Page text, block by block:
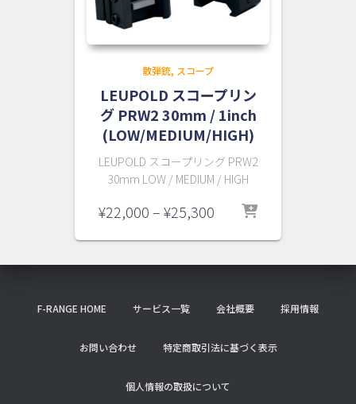
散弾銃 スコープ
LEUPOLD スコープリン
グ PRW2 30mm / 1inch
(LOW/MEDIUM/HIGH)
LEUPOLD スコープリング PRW2
30mm LOW / MEDIUM / HIGH
¥22,000–¥25,300
帯:
¥22,000
F-RANGE HOME サービス一覧 会社概要 採用情報
お問い合わせ 特定商取引法に基づく表示
個人情報の取扱について